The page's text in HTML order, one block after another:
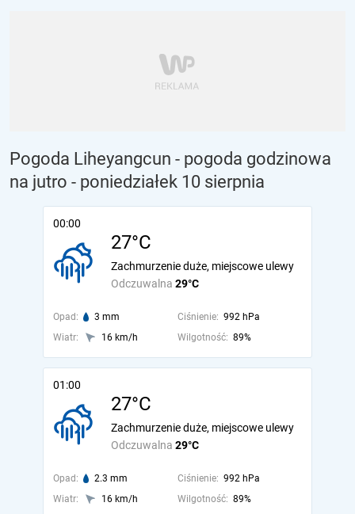
Pogoda Liheyangcun - pogoda godzinowa
na jutro - poniedziałek 10 sierpnia
00:00
27°C
Odczuwalna 29°C
Zachmurzenie duże, miejscowe ulewy
Opad: 3 mm Ciśnienie: 992 hPa
Wiatr:
16 km/h Wilgotność: 89%
01:00
27°C
Odczuwalna 29°C
Zachmurzenie duże, miejscowe ulewy
Opad: 2.3 mm Ciśnienie: 992 hPa
Wiatr:
16 km/h Wilgotność: 89%